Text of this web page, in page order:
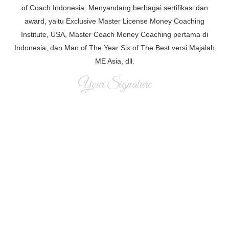
of Coach Indonesia. Menyandang berbagai sertifikasi dan
award, yaitu Exclusive Master License Money Coaching
Institute, USA, Master Coach Money Coaching pertama di
Indonesia, dan Man of The Year Six of The Best versi Majalah
ME Asia, dll.
Your Signature